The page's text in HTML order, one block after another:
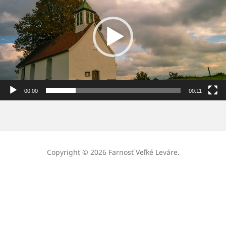
00:00 00:11
Copyright © 2026 Farnosť Veľké Leváre.